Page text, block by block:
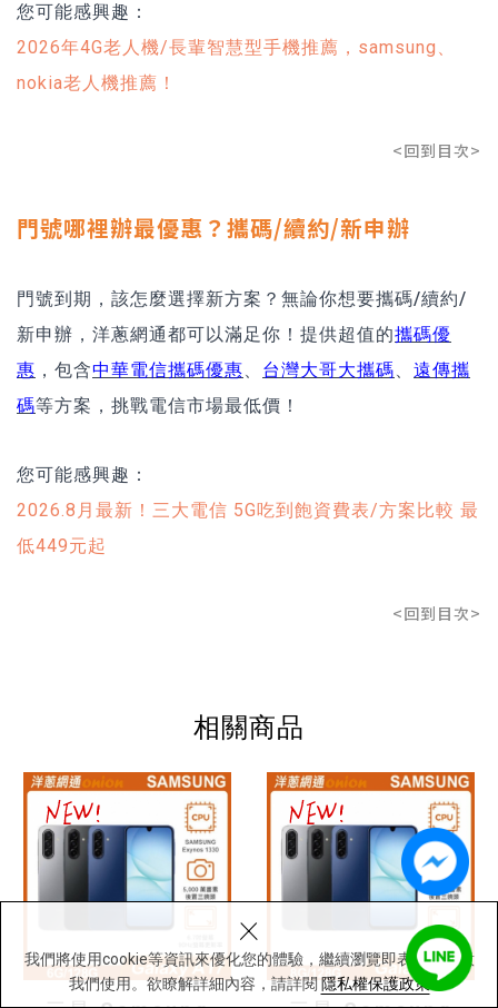
我們將使用cookie等資訊來優化您的體驗，繼續瀏覽即表示您同意
我們使用。欲瞭解詳細內容，請詳閱 隱私權保護政策
×
您可能感興趣：
2026年4G老人機/長輩智慧型手機推薦，samsung、
nokia老人機推薦！
<回到目次>
門號哪裡辦最優惠？攜碼/續約/新申辦
門號到期，該怎麼選擇新方案？無論你想要攜碼/續約/
新申辦，洋蔥網通都可以滿足你！提供超值的攜碼優
惠 ，包含中華電信攜碼優惠、 台灣大哥大攜碼、 遠傳攜
碼等方案，挑戰電信市場最低價！
您可能感興趣：
2026.8月最新！三大電信 5G吃到飽資費表/方案比較 最
低449元起
<回到目次>
相關商品